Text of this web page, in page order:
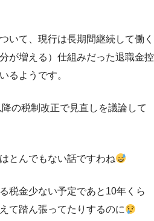
いて、現行は長期間継続して働く
が増える）仕組みだった退職金控
るようです。
の税制改正で見直しを議論して
とんでもない話ですわね
税金少ない予定であと10年くら
て踏ん張ってたりするのに